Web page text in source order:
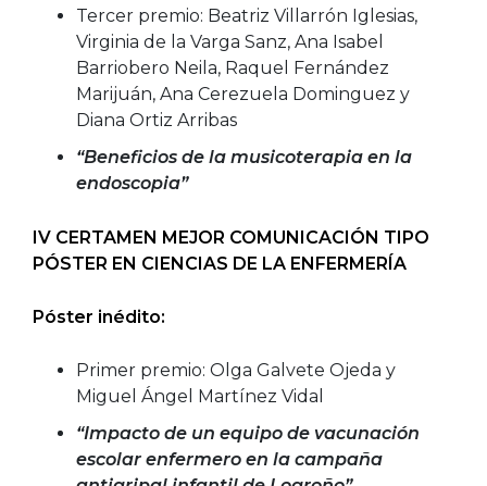
Tercer premio: Beatriz Villarrón Iglesias,
Virginia de la Varga Sanz, Ana Isabel
Barriobero Neila, Raquel Fernández
Marijuán, Ana Cerezuela Dominguez y
Diana Ortiz Arribas
“Beneficios de la musicoterapia en la
endoscopia”
IV CERTAMEN MEJOR COMUNICACIÓN TIPO
PÓSTER EN CIENCIAS DE LA ENFERMERÍA
Póster inédito:
Primer premio: Olga Galvete Ojeda y
Miguel Ángel Martínez Vidal
“Impacto de un equipo de vacunación
escolar enfermero en la campaña